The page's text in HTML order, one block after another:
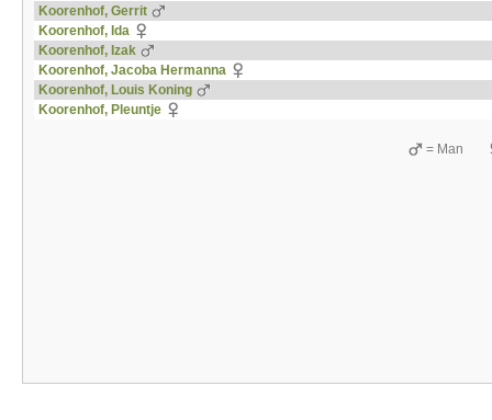
Koorenhof, Gerrit
Koorenhof, Ida
Koorenhof, Izak
Koorenhof, Jacoba Hermanna
Koorenhof, Louis Koning
Koorenhof, Pleuntje
= Man